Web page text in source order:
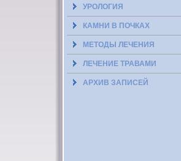
УРОЛОГИЯ
КАМНИ В ПОЧКАХ
МЕТОДЫ ЛЕЧЕНИЯ
ЛЕЧЕНИЕ ТРАВАМИ
АРХИВ ЗАПИСЕЙ